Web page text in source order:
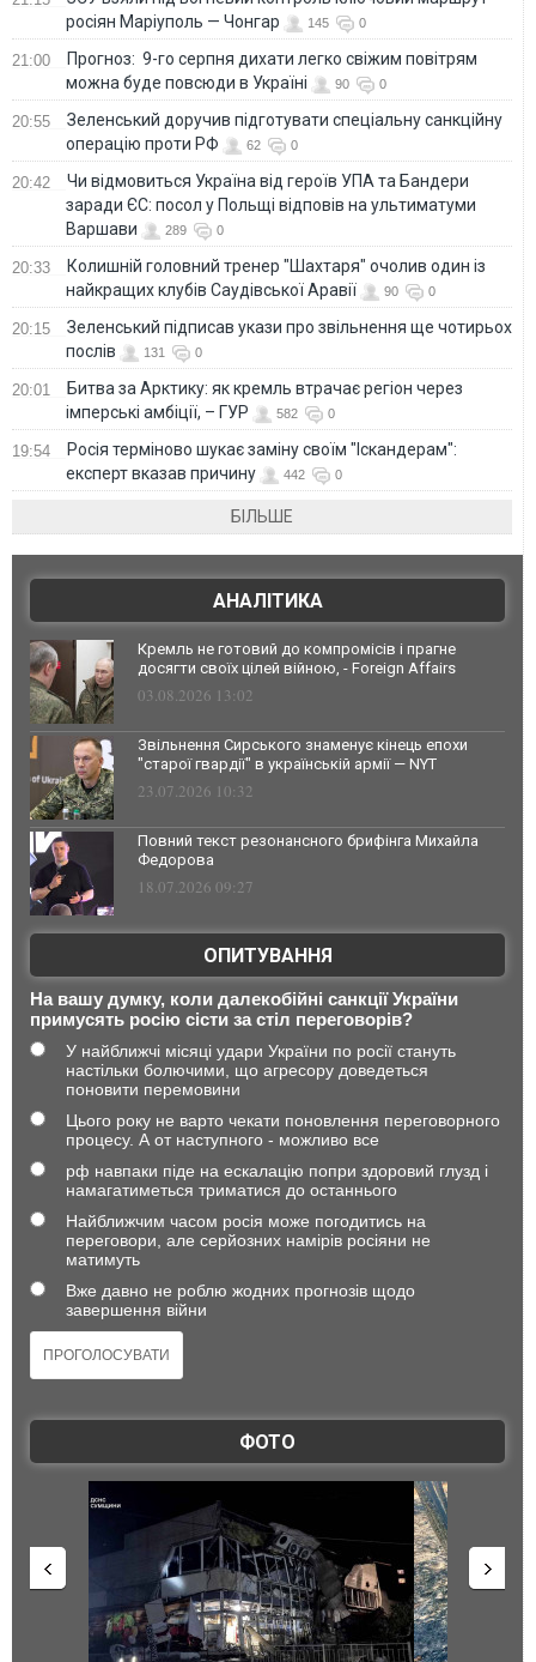
росіян Маріуполь — Чонгар
145 0
21:00
Прогноз: 9-го серпня дихати легко свіжим повітрям
можна буде повсюди в Україні
90 0
20:55
Зеленський доручив підготувати спеціальну санкційну
операцію проти РФ
62 0
20:42
Чи відмовиться Україна від героїв УПА та Бандери
заради ЄС: посол у Польщі відповів на ультиматуми
Варшави
289 0
20:33
Колишній головний тренер "Шахтаря" очолив один із
найкращих клубів Саудівської Аравії
90 0
20:15
Зеленський підписав укази про звільнення ще чотирьох
послів
131 0
20:01
Битва за Арктику: як кремль втрачає регіон через
імперські амбіції, – ГУР
582 0
19:54
Росія терміново шукає заміну своїм "Іскандерам":
експерт вказав причину
442 0
БІЛЬШЕ
АНАЛІТИКА
Кремль не готовий до компромісів і прагне
досягти своїх цілей війною, - Foreign Affairs
03.08.2026 13:02
Звільнення Сирського знаменує кінець епохи
"старої гвардії" в українській армії — NYT
23.07.2026 10:32
Повний текст резонансного брифінга Михайла
Федорова
18.07.2026 09:27
ОПИТУВАННЯ
На вашу думку, коли далекобійні санкції України
примусять росію сісти за стіл переговорів?
У найближчі місяці удари України по росії стануть
настільки болючими, що агресору доведеться
поновити перемовини
Цього року не варто чекати поновлення переговорного
процесу. А от наступного - можливо все
рф навпаки піде на ескалацію попри здоровий глузд і
намагатиметься триматися до останнього
Найближчим часом росія може погодитись на
переговори, але серйозних намірів росіяни не
матимуть
Вже давно не роблю жодних прогнозів щодо
завершення війни
ФОТО